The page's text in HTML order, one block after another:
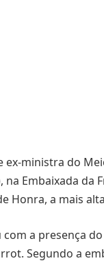
ex-ministra do
na Embaixada da
Honra, a mais
a presença
Segundo a